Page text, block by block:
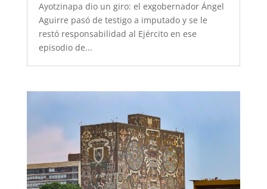
Ayotzinapa dio un giro: el exgobernador Ángel
Aguirre pasó de testigo a imputado y se le
restó responsabilidad al Ejército en ese
episodio de...